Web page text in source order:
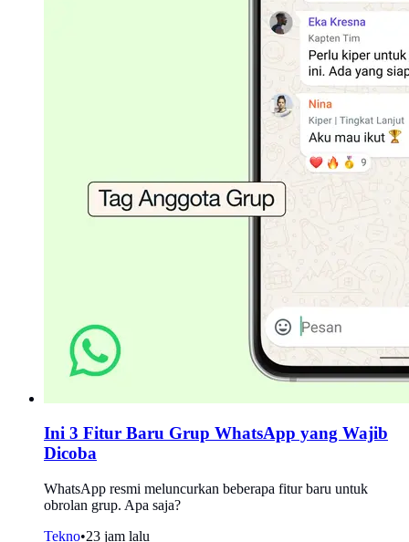
Ini 3 Fitur Baru Grup WhatsApp yang Wajib
Dicoba
WhatsApp resmi meluncurkan beberapa fitur baru untuk
obrolan grup. Apa saja?
Tekno•23 jam lalu